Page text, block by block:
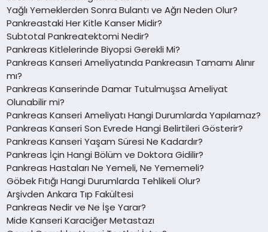
Yağlı Yemeklerden Sonra Bulantı ve Ağrı Neden Olur?
Pankreastaki Her Kitle Kanser Midir?
Subtotal Pankreatektomi Nedir?
Pankreas Kitlelerinde Biyopsi Gerekli Mi?
Pankreas Kanseri Ameliyatında Pankreasın Tamamı Alınır
mı?
Pankreas Kanserinde Damar Tutulmuşsa Ameliyat
Olunabilir mi?
Pankreas Kanseri Ameliyatı Hangi Durumlarda Yapılamaz?
Pankreas Kanseri Son Evrede Hangi Belirtileri Gösterir?
Pankreas Kanseri Yaşam Süresi Ne Kadardır?
Pankreas İçin Hangi Bölüm ve Doktora Gidilir?
Pankreas Hastaları Ne Yemeli, Ne Yememeli?
Göbek Fıtığı Hangi Durumlarda Tehlikeli Olur?
Arşivden Ankara Tıp Fakültesi
Pankreas Nedir ve Ne İşe Yarar?
Mide Kanseri Karaciğer Metastazı